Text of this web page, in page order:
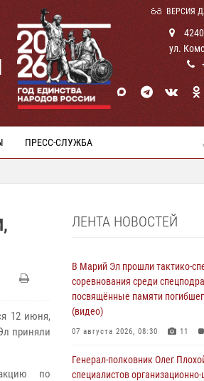
ВЕРСИЯ
ул.
ПРЕСС-СЛУЖБА
12 июня,
приняли
по
ЛЕНТА НОВОСТЕЙ
В Марий Эл прошли тактико-
соревнования среди
посвящённые памяти
(видео)
07 августа 2026, 08:30 11
Генерал-полковник Олег
специалистов